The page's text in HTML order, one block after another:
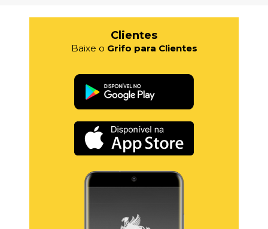
Clientes
Baixe o Grifo para Clientes